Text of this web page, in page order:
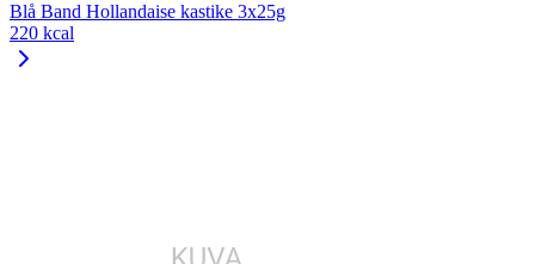
Blå Band Hollandaise kastike 3x25g
220 kcal